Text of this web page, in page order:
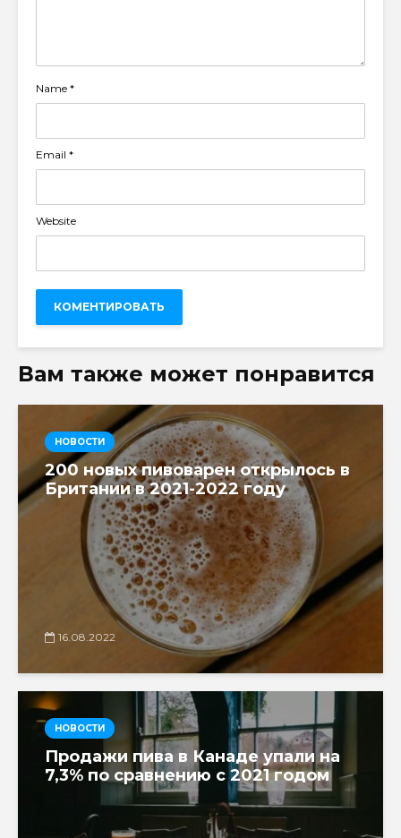
Name *
Email *
Website
Вам также может понравится
НОВОСТИ
200 новых пивоварен открылось в
Британии в 2021-2022 году
16.08.2022
НОВОСТИ
Продажи пива в Канаде упали на
7,3% по сравнению с 2021 годом